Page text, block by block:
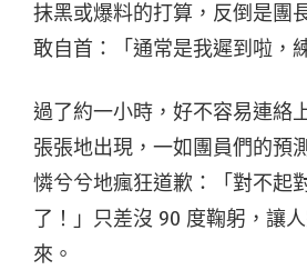
抹黑或爆料的打算，反倒是團
敢自首：「通常是我遲到啦，
過了約一小時，好不容易連絡
張張地出現，一如團員們的預
憐兮兮地瘋狂道歉：「對不起
了！」只差沒 90 度鞠躬，讓
來。